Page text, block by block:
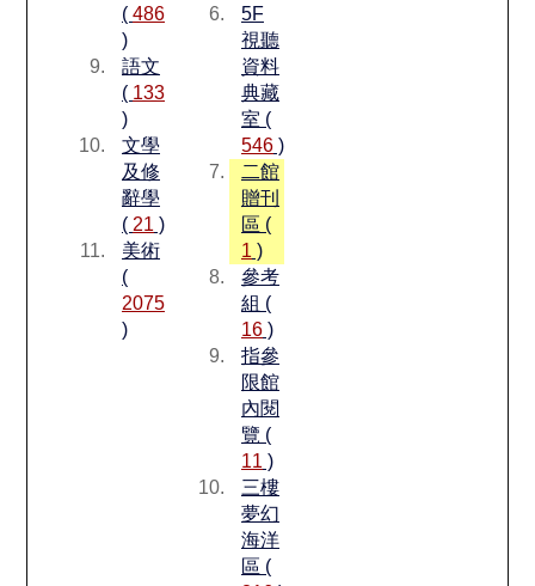
( 486
)
語文
( 133
)
文學
及修
辭學
( 21 )
美術
(
2075
)
5F
視聽
資料
典藏
室 (
546)
二館
贈刊
區 (
1 )
參考
組 (
16)
指參
限館
內閱
覽 (
11 )
三樓
夢幻
海洋
區 (